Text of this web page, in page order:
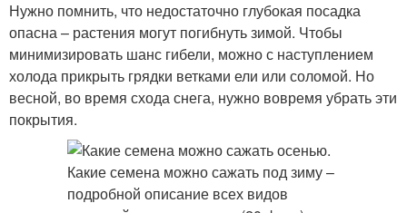
Нужно помнить, что недостаточно глубокая посадка
опасна – растения могут погибнуть зимой. Чтобы
минимизировать шанс гибели, можно с наступлением
холода прикрыть грядки ветками ели или соломой. Но
весной, во время схода снега, нужно вовремя убрать эти
покрытия.